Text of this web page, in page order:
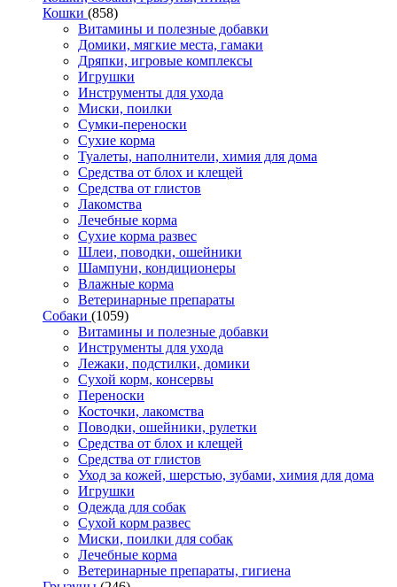
Кошки (858)
Витамины и полезные добавки
Домики, мягкие места, гамаки
Дряпки, игровые комплексы
Игрушки
Инструменты для ухода
Миски, поилки
Сумки-переноски
Сухие корма
Туалеты, наполнители, химия для дома
Средства от блох и клещей
Средства от глистов
Лакомства
Лечебные корма
Сухие корма развес
Шлеи, поводки, ошейники
Шампуни, кондиционеры
Влажные корма
Ветеринарные препараты
Собаки (1059)
Витамины и полезные добавки
Инструменты для ухода
Лежаки, подстилки, домики
Сухой корм, консервы
Переноски
Косточки, лакомства
Поводки, ошейники, рулетки
Средства от блох и клещей
Средства от глистов
Уход за кожей, шерстью, зубами, химия для дома
Игрушки
Одежда для собак
Сухой корм развес
Миски, поилки для собак
Лечебные корма
Ветеринарные препараты, гигиена